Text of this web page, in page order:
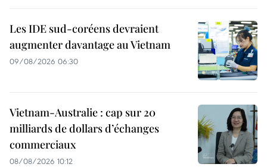
Les IDE sud-coréens devraient
augmenter davantage au Vietnam
09/08/2026 06:30
Vietnam-Australie : cap sur 20
milliards de dollars d’échanges
commerciaux
08/08/2026 10:12